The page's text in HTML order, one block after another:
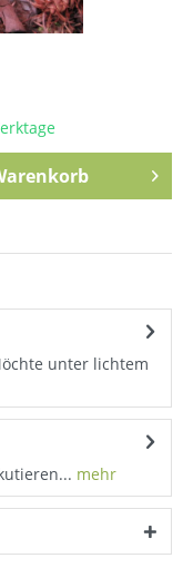
unter lichtem
mehr